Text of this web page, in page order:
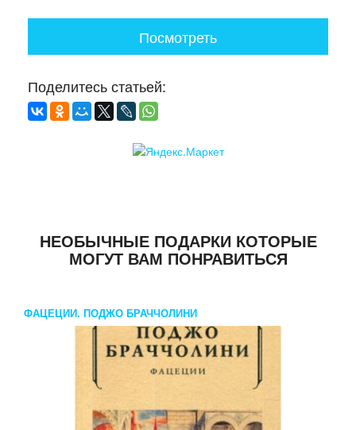
Посмотреть
Поделитесь статьей:
НЕОБЫЧНЫЕ ПОДАРКИ КОТОРЫЕ
МОГУТ ВАМ ПОНРАВИТЬСЯ
ФАЦЕЦИИ. ПОДЖО БРАЧЧОЛИНИ